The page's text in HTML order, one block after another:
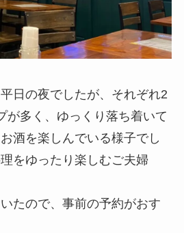
日の夜でしたが、それぞれ2
が多く、ゆっくり落ち着いて
酒を楽しんでいる様子でし
をゆったり楽しむご夫婦
たので、事前の予約がおす